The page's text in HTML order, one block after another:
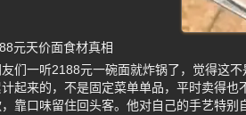
元天价面食材真相
友们一听2188元一碗面就炸锅了，觉得这
计起来的，不是固定菜单单品，平时卖得
靠口味留住回头客。他对自己的手艺特